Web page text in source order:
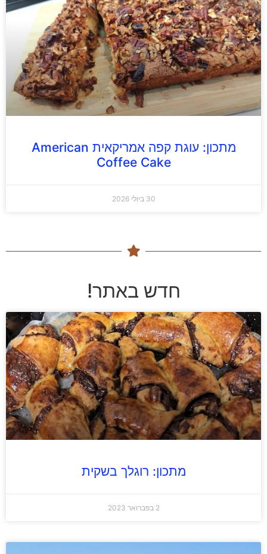
מתכון: עוגת קפה אמריקאית American
Coffee Cake
30 ביולי 2026
חדש באתר!
מתכון: רוגלך בשקית
2 בפברואר 2023